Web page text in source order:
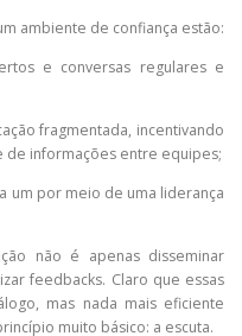
ambiente de confiança estão:
e conversas regulares e
fragmentada, incentivando
de informações entre equipes;
um por meio de uma liderança
não é apenas disseminar
feedbacks. Claro que essas
mas nada mais eficiente
muito básico: a escuta.